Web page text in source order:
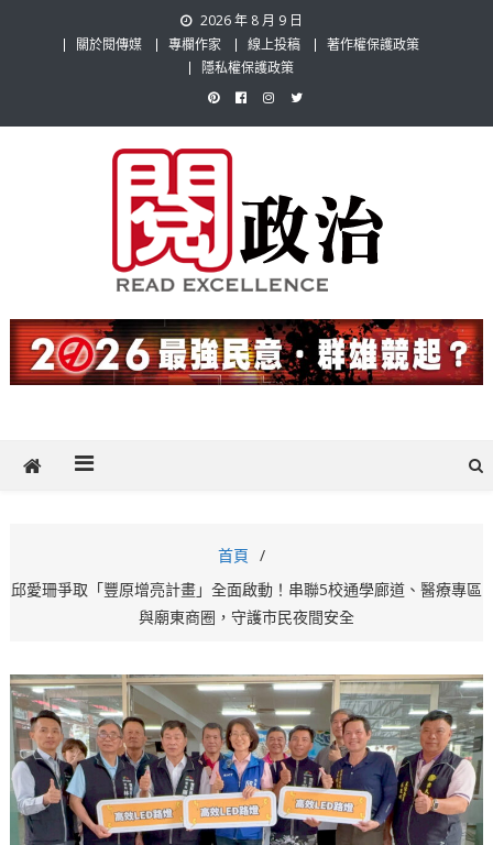
2026 年 8 月 9 日
關於閱傳媒
專欄作家 線上投稿
著作權保護政策
隱私權保護政策
閱政治 Read Gov News
題，也要專業評論，閱政治與多元的政治評論家與專欄作家邀稿合作，
讓讀者有最多元和專業的選擇。
首頁
邱愛珊爭取「豐原增亮計畫」全面啟動！串聯5校通學廊道、醫療專區
與廟東商圈，守護市民夜間安全